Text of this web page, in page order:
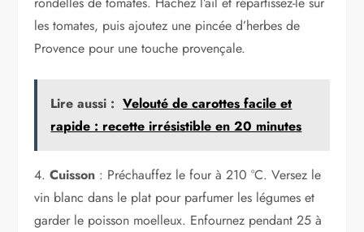
les tomates, puis ajoutez une pincée d’herbes de
Provence pour une touche provençale.
Lire aussi : Velouté de carottes facile et
rapide : recette irrésistible en 20 minutes
4.Cuisson : Préchauffez le four à 210 °C. Versez le
vin blanc dans le plat pour parfumer les légumes et
garder le poisson moelleux. Enfournez pendant 25 à